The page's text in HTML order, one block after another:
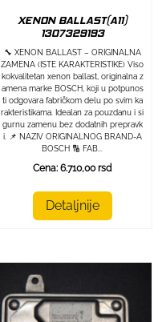
XENON BALLAST(A11)
1307329193
🔧 XENON BALLAST – ORIGINALNA
ZAMENA (ISTE KARAKTERISTIKE) Viso
kokvalitetan xenon ballast, originalna z
amena marke BOSCH, koji u potpunos
ti odgovara fabričkom delu po svim ka
rakteristikama. Idealan za pouzdanu i si
gurnu zamenu bez dodatnih prepravk
i. 📌 NAZIV ORIGINALNOG BRAND-A
BOSCH 🔢 FAB...
Cena: 6.710,00 rsd
Detaljnije